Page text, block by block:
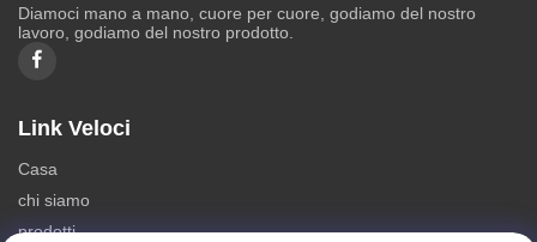
Diamoci mano a mano, cuore per cuore, godiamo del nostro
lavoro, godiamo del nostro prodotto.
Link Veloci
Casa
chi siamo
prodotti